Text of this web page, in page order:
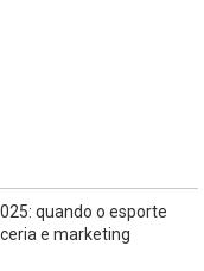
quando o esporte
e marketing